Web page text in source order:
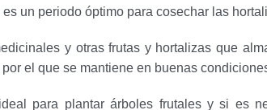
un periodo óptimo para cosechar las
y otras frutas y hortalizas que
el que se mantiene en buenas
para plantar árboles frutales y si es